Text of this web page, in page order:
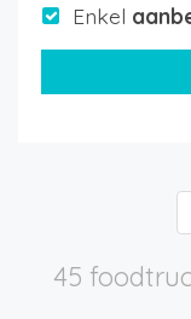
Enkel
45